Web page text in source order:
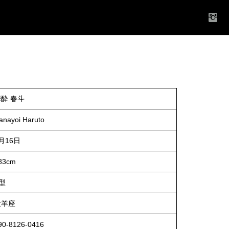
春斗
Haruto
16日
座
8126-0416